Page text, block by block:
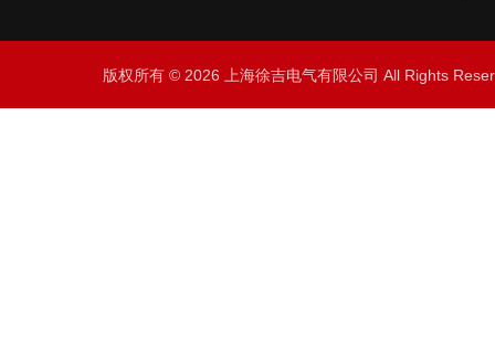
版权所有 © 2026 上海徐吉电气有限公司 All Rights